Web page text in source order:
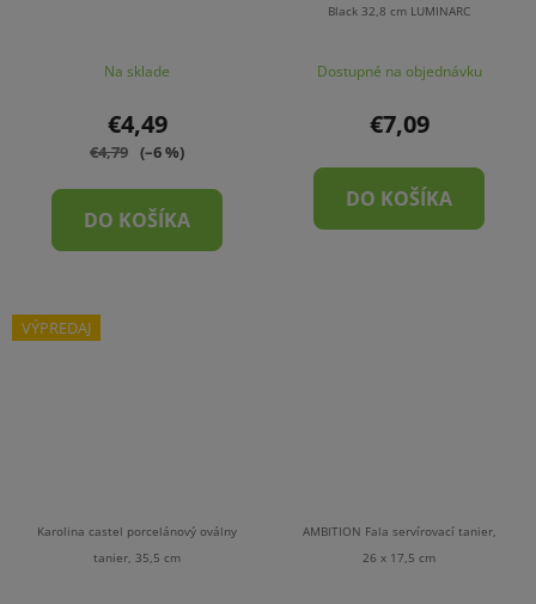
Na sklade
€4,49
€4,79 (–6 %)
DO KOŠÍKA
Black 32,8 cm LUMINARC
Dostupné na objednávku
€7,09
DO KOŠÍKA
VÝPREDAJ
Karolina castel porcelánový oválny
tanier, 35,5 cm
AMBITION Fala servírovací tanier,
26 x 17,5 cm